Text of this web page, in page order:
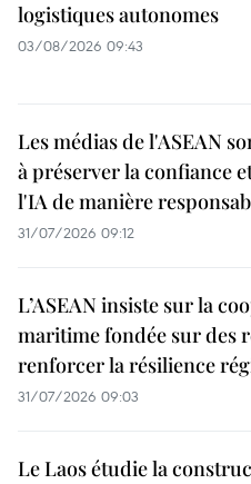
logistiques autonomes
03/08/2026 09:43
Les médias de l'ASEAN
à préserver la confiance
l'IA de manière
31/07/2026 09:12
L’ASEAN insiste sur la
maritime fondée sur des
renforcer la résilience
31/07/2026 09:03
Le Laos étudie la